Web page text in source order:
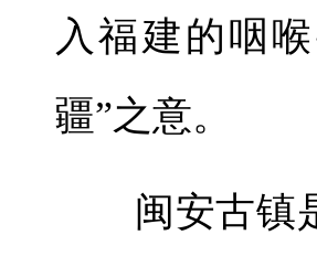
入福建的咽
疆”之意。
闽安古